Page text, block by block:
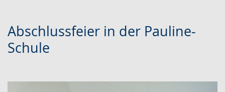
Abschlussfeier in der Pauline-
Schule